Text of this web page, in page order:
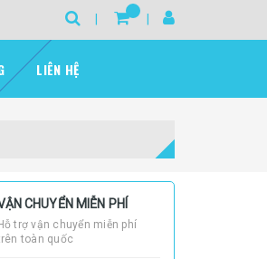
LIÊN HỆ
CHUYỂN MIỄN PHÍ
Hỗ trợ vận chuyển miễn phí
toàn quốc